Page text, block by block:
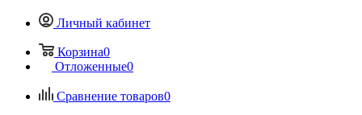
Личный кабинет
Корзина0
Отложенные0
Сравнение товаров0